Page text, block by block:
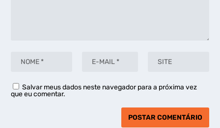
Salvar meus dados neste navegador para a próxima vez
que eu comentar.